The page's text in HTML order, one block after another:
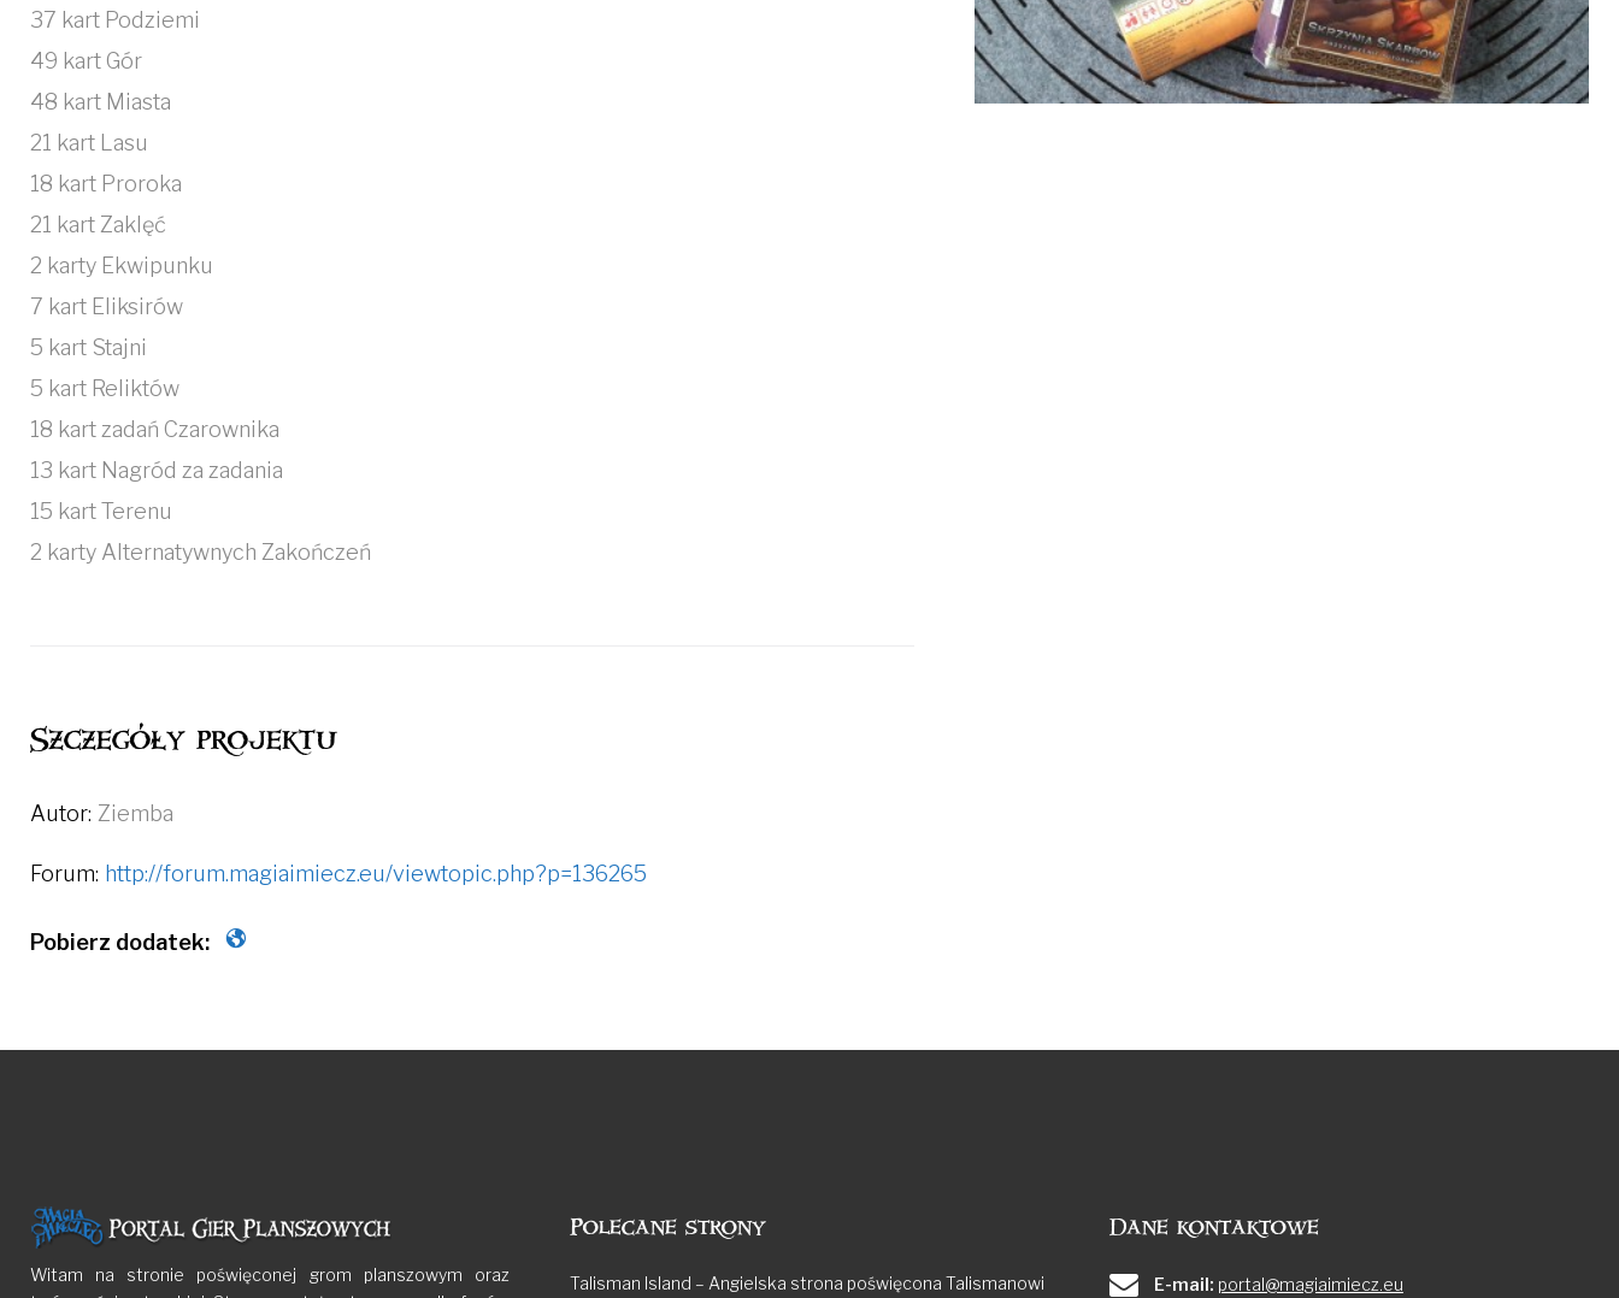
37 kart Podziemi
49 kart Gór
48 kart Miasta
21 kart Lasu
18 kart Proroka
21 kart Zaklęć
2 karty Ekwipunku
7 kart Eliksirów
5 kart Stajni
5 kart Reliktów
18 kart zadań Czarownika
13 kart Nagród za zadania
15 kart Terenu
2 karty Alternatywnych Zakończeń
Szczegóły projektu
Autor: Ziemba
Forum: http://forum.magiaimiecz.eu/viewtopic.php?p=136265
Witam na stronie poświęconej grom planszowym oraz
Polecane strony
Talisman Island – Angielska strona poświęcona Talismanowi
Dane kontaktowe
E-mail: portal@magiaimiecz.eu